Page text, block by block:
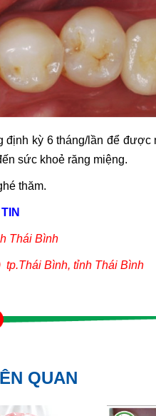
kỳ 6 tháng/lần để được
sức khoẻ răng miệng.
thăm.
Thái Bình
tp.Thái Bình, tỉnh Thái Bình
QUAN